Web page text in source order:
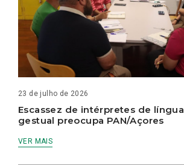
23 de julho de 2026
Escassez de intérpretes de língua
gestual preocupa PAN/Açores
VER MAIS